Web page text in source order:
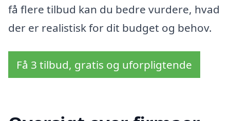
få flere tilbud kan du bedre vurdere, hvad
der er realistisk for dit budget og behov.
Få 3 tilbud, gratis og uforpligtende